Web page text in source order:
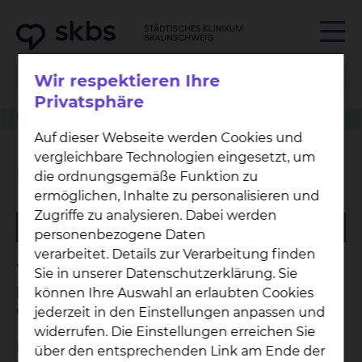
Neuroonkologisches Zentrum
Wissenschaftlich begründete und
praktikable Leitlinien in der
Onkologie
Das Leitlinienprogramm Onkologie ist eine im
Wir respektieren Ihre
Privatsphäre
Auf dieser Webseite werden Cookies und
vergleichbare Technologien eingesetzt, um
die ordnungsgemäße Funktion zu
ermöglichen, Inhalte zu personalisieren und
Zugriffe zu analysieren. Dabei werden
personenbezogene Daten
verarbeitet. Details zur Verarbeitung finden
Sie in unserer Datenschutzerklärung. Sie
können Ihre Auswahl an erlaubten Cookies
jederzeit in den Einstellungen anpassen und
widerrufen. Die Einstellungen erreichen Sie
über den entsprechenden Link am Ende der